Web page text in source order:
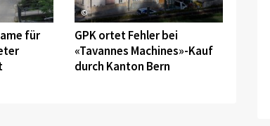
für
©
GPK ortet Fehler bei
«Tavannes Machines»-Kauf
durch Kanton Bern